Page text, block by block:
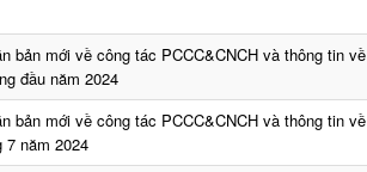
bản mới về công tác PCCC&CNCH và thông tin về
đầu năm 2024
bản mới về công tác PCCC&CNCH và thông tin về
7 năm 2024